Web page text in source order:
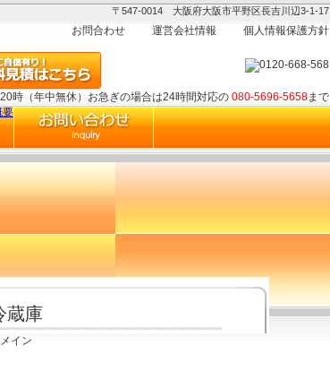
〒547-0014 大阪府大阪市平野区長吉川辺3-1-17
個人情報保護方針
運営会社情報
お問合わせ
時（年中無休）お急ぎの場合は24時間対応の 080-5696-5658まで
蔵庫